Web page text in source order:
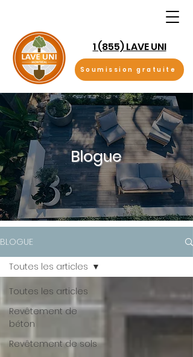
Soumission gratuite
1 (855) LAVE UNI
Blogue
BLOGUE
Toutes les articles
Revêtement de
béton
Revêtement de sols
Toutes les articles